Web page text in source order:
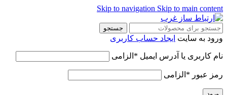
Skip to navigation Skip to main content
جستجو
ورود به سایت ایجاد حساب کاربری
نام کاربری یا آدرس ایمیل * الزامی
رمز عبور * الزامی